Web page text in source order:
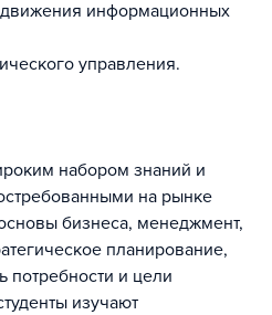
информационных
управления.
набором знаний и
на рынке
бизнеса, менеджмент,
планирование,
потребности и цели
изучают